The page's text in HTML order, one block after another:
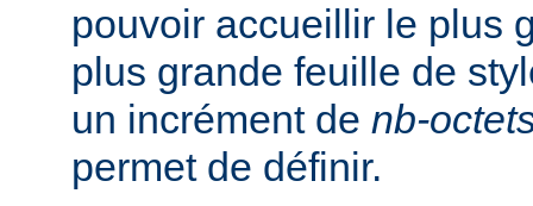
pouvoir accueillir le plus
plus grande feuille de
un incrément de nb-
permet de définir.